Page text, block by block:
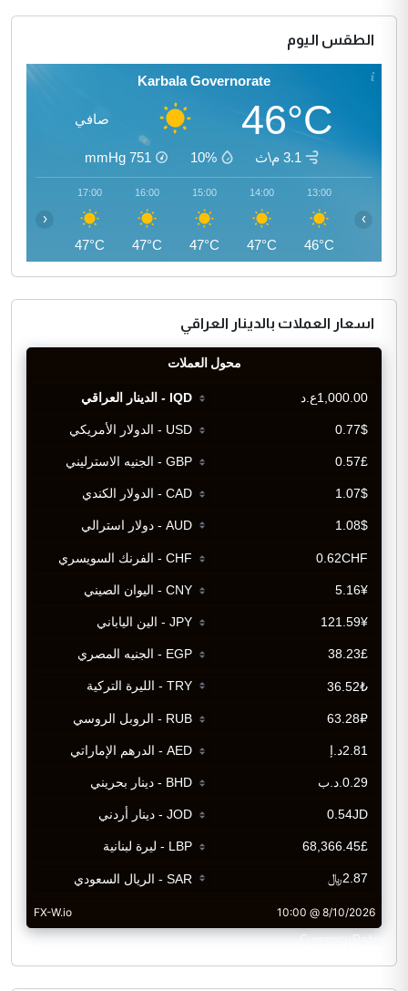
الطقس اليوم
Karbala Governorate
46°C صافي
3.1 م\ث 10%
751
mmHg
13:00
46°C
14:00
47°C
15:00
47°C
16:00
47°C
17:00
47°C
‹ ›
اسعار العملات بالدينار العراقي
CurrencyRate